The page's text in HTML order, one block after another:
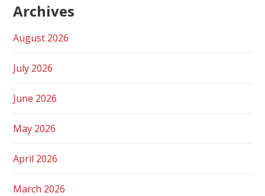
Archives
August 2026
July 2026
June 2026
May 2026
April 2026
March 2026